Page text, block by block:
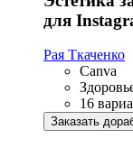
для
Рая Ткаченко
Canva
16
Заказать